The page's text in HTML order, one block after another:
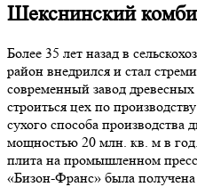
Шекснинский
Более 35 лет назад в
район внедрился и стал
современный завод
строиться цех по
сухого способа производства
мощностью 20 млн. кв. м в
плита на промышленном
«Бизон-Франс» была получена